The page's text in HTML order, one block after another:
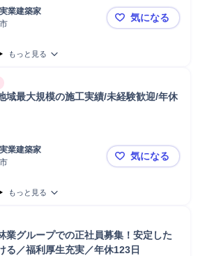
業建築家
【リフォー
気になる
もっと見る
域最大規模の施工実績/未経験歓迎/年休
業建築家
【住宅施工
気になる
もっと見る
業グループでの正社員募集！安定した
る／福利厚生充実／年休123日